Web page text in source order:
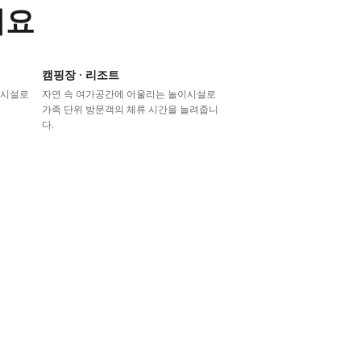
설로
캠핑장 · 리조트
자연 속 여가공간에 어울리는 놀이시설로
가족 단위 방문객의 체류 시간을 늘려줍니
다.